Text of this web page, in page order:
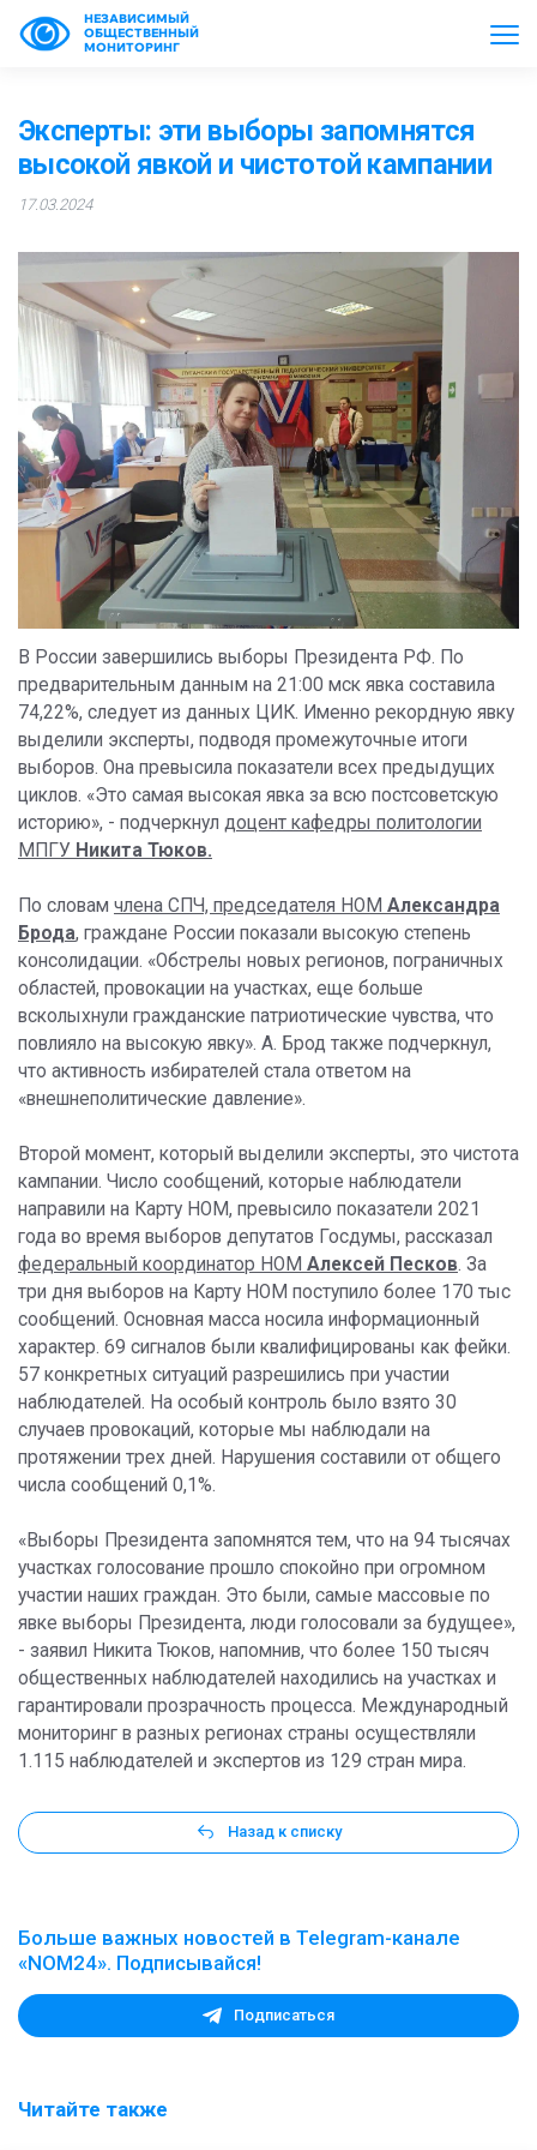
НЕЗАВИСИМЫЙ
ОБЩЕСТВЕННЫЙ
МОНИТОРИНГ
Эксперты: эти выборы запомнятся
высокой явкой и чистотой кампании
17.03.2024
В России завершились выборы Президента РФ. По
предварительным данным на 21:00 мск явка составила
74,22%, следует из данных ЦИК. Именно рекордную явку
выделили эксперты, подводя промежуточные итоги
выборов. Она превысила показатели всех предыдущих
циклов. «Это самая высокая явка за всю постсоветскую
историю», - подчеркнул доцент кафедры политологии
МПГУ Никита Тюков.
По словам члена СПЧ, председателя НОМ Александра
Брода, граждане России показали высокую степень
консолидации. «Обстрелы новых регионов, пограничных
областей, провокации на участках, еще больше
всколыхнули гражданские патриотические чувства, что
повлияло на высокую явку». А. Брод также подчеркнул,
что активность избирателей стала ответом на
«внешнеполитические давление».
Второй момент, который выделили эксперты, это чистота
кампании. Число сообщений, которые наблюдатели
направили на Карту НОМ, превысило показатели 2021
года во время выборов депутатов Госдумы, рассказал
федеральный координатор НОМ Алексей Песков. За
три дня выборов на Карту НОМ поступило более 170 тыс
сообщений. Основная масса носила информационный
характер. 69 сигналов были квалифицированы как фейки.
57 конкретных ситуаций разрешились при участии
наблюдателей. На особый контроль было взято 30
случаев провокаций, которые мы наблюдали на
протяжении трех дней. Нарушения составили от общего
числа сообщений 0,1%.
«Выборы Президента запомнятся тем, что на 94 тысячах
участках голосование прошло спокойно при огромном
участии наших граждан. Это были, самые массовые по
явке выборы Президента, люди голосовали за будущее»,
- заявил Никита Тюков, напомнив, что более 150 тысяч
общественных наблюдателей находились на участках и
гарантировали прозрачность процесса. Международный
мониторинг в разных регионах страны осуществляли
1.115 наблюдателей и экспертов из 129 стран мира.
Назад к списку
Больше важных новостей в Telegram-канале
«NOM24». Подписывайся!
Подписаться
Читайте также